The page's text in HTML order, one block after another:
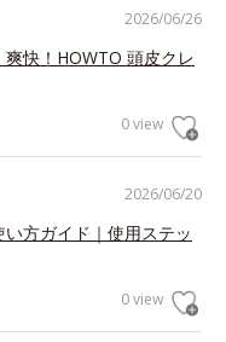
2026/06/26
爽快！HOWTO 頭皮クレ
0 view
2026/06/20
方ガイド｜使用ステッ
0 view